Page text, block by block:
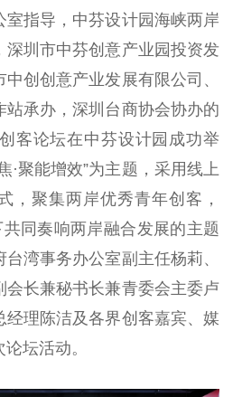
室指导，中芬设计园海峡两岸
深圳市中芬创意产业园投资发
创创意产业发展有限公司、
站承办，深圳台商协会协办的
客论坛在中芬设计园成功举
·聚能增效”为主题，采用线上
，聚集两岸优秀青年创客，
共同奏响两岸融合发展的主题
湾事务办公室副主任杨莉、
会长兼秘书长兼青委会主委卢
经理陈洁及各界创客嘉宾、媒
坛活动。